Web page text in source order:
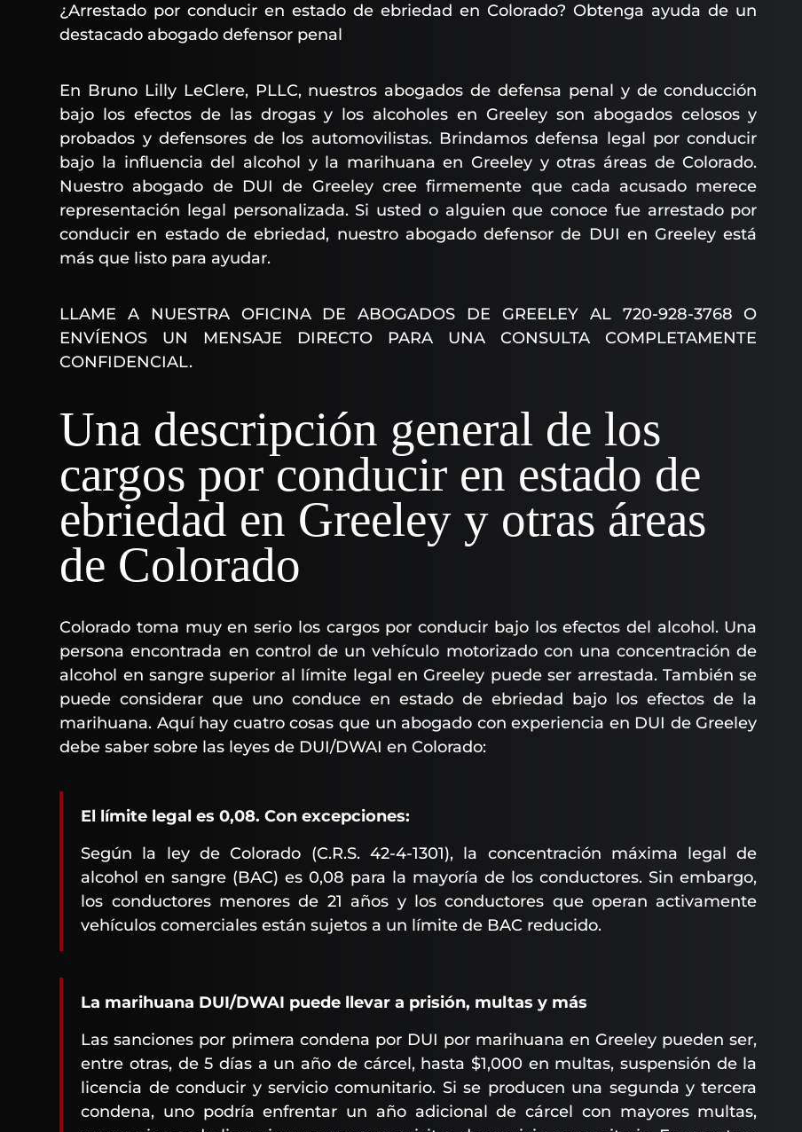
¿Arrestado por conducir en estado de ebriedad en Colorado? Obtenga ayuda de un
destacado abogado defensor penal
En Bruno Lilly LeClere, PLLC, nuestros abogados de defensa penal y de conducción
bajo los efectos de las drogas y los alcoholes en Greeley son abogados celosos y
probados y defensores de los automovilistas. Brindamos defensa legal por conducir
bajo la influencia del alcohol y la marihuana en Greeley y otras áreas de Colorado.
Nuestro abogado de DUI de Greeley cree firmemente que cada acusado merece
representación legal personalizada. Si usted o alguien que conoce fue arrestado por
conducir en estado de ebriedad, nuestro abogado defensor de DUI en Greeley está
más que listo para ayudar.
LLAME A NUESTRA OFICINA DE ABOGADOS DE GREELEY AL 720-928-3768 O
ENVÍENOS UN MENSAJE DIRECTO PARA UNA CONSULTA COMPLETAMENTE
CONFIDENCIAL.
Una descripción general de los
cargos por conducir en estado de
ebriedad en Greeley y otras áreas
de Colorado
Colorado toma muy en serio los cargos por conducir bajo los efectos del alcohol. Una
persona encontrada en control de un vehículo motorizado con una concentración de
alcohol en sangre superior al límite legal en Greeley puede ser arrestada. También se
puede considerar que uno conduce en estado de ebriedad bajo los efectos de la
marihuana. Aquí hay cuatro cosas que un abogado con experiencia en DUI de Greeley
debe saber sobre las leyes de DUI/DWAI en Colorado:
El límite legal es 0,08. Con excepciones:
Según la ley de Colorado (C.R.S. 42-4-1301), la concentración máxima legal de
alcohol en sangre (BAC) es 0,08 para la mayoría de los conductores. Sin embargo,
los conductores menores de 21 años y los conductores que operan activamente
vehículos comerciales están sujetos a un límite de BAC reducido.
La marihuana DUI/DWAI puede llevar a prisión, multas y más
Las sanciones por primera condena por DUI por marihuana en Greeley pueden ser,
entre otras, de 5 días a un año de cárcel, hasta $1,000 en multas, suspensión de la
licencia de conducir y servicio comunitario. Si se producen una segunda y tercera
condena, uno podría enfrentar un año adicional de cárcel con mayores multas,